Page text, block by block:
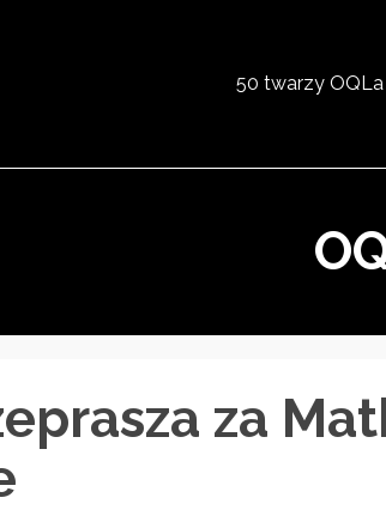
50 twarzy OQLa
za